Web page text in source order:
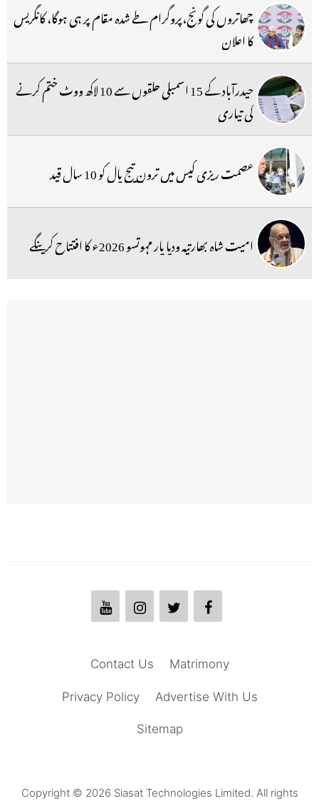
چھاتروں کی گونج،پروگرام طے شدہ مقام پر ہی ہوگا، کانگریس
کا اعلان
حیدرآباد کے 15 اسمبلی حلقوں سے 10 لاکھ ووٹ ختم کرنے
کی تیاری
عصمت ریزی کیس میں ترون تیج پال کو 10 سال قید
امیت شاہ بھارتیہ ودیا پار مہوتسو 2026ء کا افتتاح کرینگے
Matrimony
Contact Us
Advertise With Us
Privacy Policy
Sitemap
Copyright © 2026 Siasat Technologies Limited. All rights